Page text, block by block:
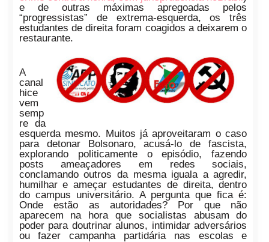
e de outras máximas apregoadas pelos
“progressistas” de extrema-esquerda, os três
estudantes de direita foram coagidos a deixarem o
restaurante.
A
canal
hice
vem
semp
re da
esquerda mesmo. Muitos já aproveitaram o caso
para detonar Bolsonaro, acusá-lo de fascista,
explorando politicamente o episódio, fazendo
posts ameaçadores em redes sociais,
conclamando outros da mesma iguala a agredir,
humilhar e ameçar estudantes de direita, dentro
do campus universitário. A pergunta que fica é:
Onde estão as autoridades? Por que não
aparecem na hora que socialistas abusam do
poder para doutrinar alunos, intimidar adversários
ou fazer campanha partidária nas escolas e